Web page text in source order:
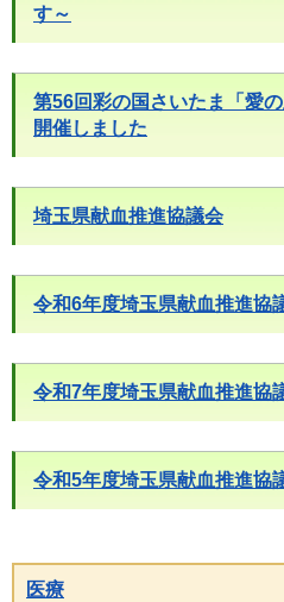
す～
第56回彩の国さいたま「愛
開催しました
埼玉県献血推進協議会
令和6年度埼玉県献血推進協
令和7年度埼玉県献血推進協
令和5年度埼玉県献血推進協
医療